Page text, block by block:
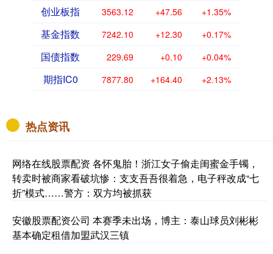
创业板指 3563.12 +47.56 +1.35%
基金指数 7242.10 +12.30 +0.17%
国债指数 229.69 +0.10 +0.04%
期指IC0 7877.80 +164.40 +2.13%
热点资讯
网络在线股票配资 各怀鬼胎！浙江女子偷走闺蜜金手镯，
转卖时被商家看破坑惨：支支吾吾很着急，电子秤改成“七
折”模式……警方：双方均被抓获
安徽股票配资公司 本赛季未出场，博主：泰山球员刘彬彬
基本确定租借加盟武汉三镇